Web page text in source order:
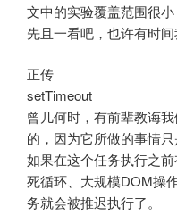
文中的实验覆盖范围很
先且一看吧，也许有时间
正传
setTimeout
曾几何时，有前辈教诲
的，因为它所做的事情
如果在这个任务执行之
死循环、大规模DOM操
务就会被推迟执行了。